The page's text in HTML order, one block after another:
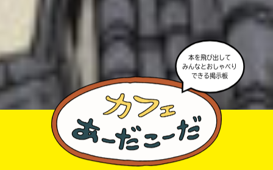
・かき終えたら、人を傷つけていたり、個人情報をか
きこんでいたり、字がまちがっていたりしないか、読
みなおしてみてね。
本を飛び出して
みんなとおしゃべり
できる掲示板